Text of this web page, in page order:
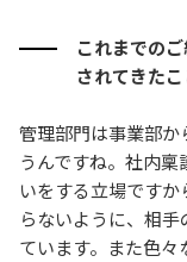
これまでの
されてきた
管理部門は事業部
うんですね。社内
いをする立場です
らないように、相
ています。また色々